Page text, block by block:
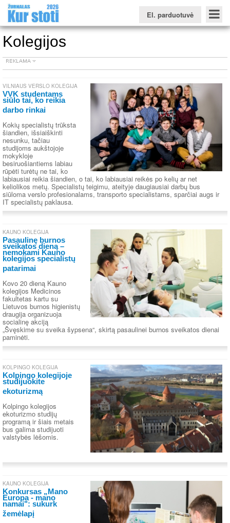
El. parduotuvė
Konkursinio balo skaičiuoklė Žurnalas KUR STOTI Žurnalas KUO BŪTI
FORUMAS Naujienos Svarbiausios datos Apie studijas užsienyje
Universitetų sritis
Kolegijų sritis
Profesinių mokyklų sritis
Kolegijos
VILNIAUS VERSLO KOLEGIJA
VVK studentams
siūlo tai, ko reikia
darbo rinkai
Kokių specialistų trūksta
šiandien, išsiaiškinti
nesunku, tačiau
studijoms aukštojoje
mokykloje
besiruošiantiems labiau
rūpėti turėtų ne tai, ko
labiausiai reikia šiandien, o tai, ko labiausiai reikės po kelių ar net
keliolikos metų. Specialistų teigimu, ateityje daugiausiai darbų bus
siūloma verslo profesionalams, transporto specialistams, sparčiai augs ir
IT specialistų paklausa.
KAUNO KOLEGIJA
Pasaulinę burnos
sveikatos dieną –
nemokami Kauno
kolegijos specialistų
patarimai
Kovo 20 dieną Kauno
kolegijos Medicinos
fakultetas kartu su
Lietuvos burnos higienistų
draugija organizuoja
socialinę akciją
„Švęskime su sveika šypsena“, skirtą pasaulinei burnos sveikatos dienai
paminėti.
KOLPINGO KOLEGIJA
Kolpingo kolegijoje
studijuokite
ekoturizmą
Kolpingo kolegijos
ekoturizmo studijų
programą ir šiais metais
bus galima studijuoti
valstybės lėšomis.
KAUNO KOLEGIJA
Konkursas „Mano
Europa - mano
namai": sukurk
žemėlapį